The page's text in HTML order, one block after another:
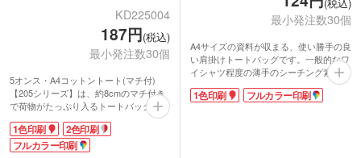
KD225004
187円(税込)
最小発注数30個
5オンス・A4コットントート(マチ付)
【205シリーズ】は、約8cmのマチ付き
で荷物がたっぷり入るトートバッグ。
A4サイズのパンフレットやクリアファ
イルが入るので、荷物が増えた時のサブ
バッグやお買い物用のエコバッグにと
1色印刷
2色印刷
フルカラー印刷
(税込)
最小発注数30個
A4サイズの資料が収まる、使い勝手の良
い肩掛けトートバッグです。一般的なワ
イシャツ程度の薄手のシーチング素材を
使用しており、軽やかな持ち心地が魅
力。マチ付きなので、書類はもちろん、
1色印刷 フルカラー印刷